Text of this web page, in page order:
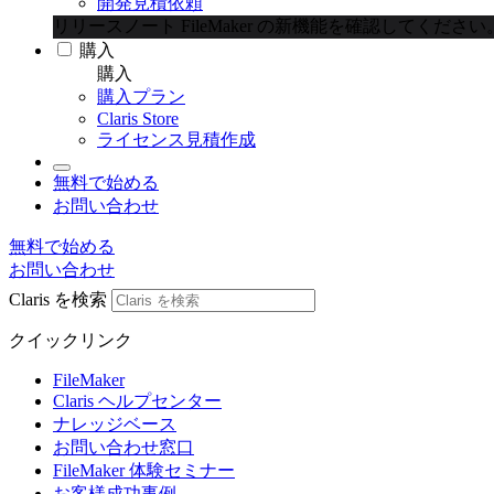
リリースノート
FileMaker の新機能を確認してください。
購入
購入
購入プラン
Claris Store
ライセンス見積作成
無料で始める
お問い合わせ
無料で始める
お問い合わせ
Claris を検索
クイックリンク
FileMaker
Claris ヘルプセンター
ナレッジベース
お問い合わせ窓口
FileMaker 体験セミナー